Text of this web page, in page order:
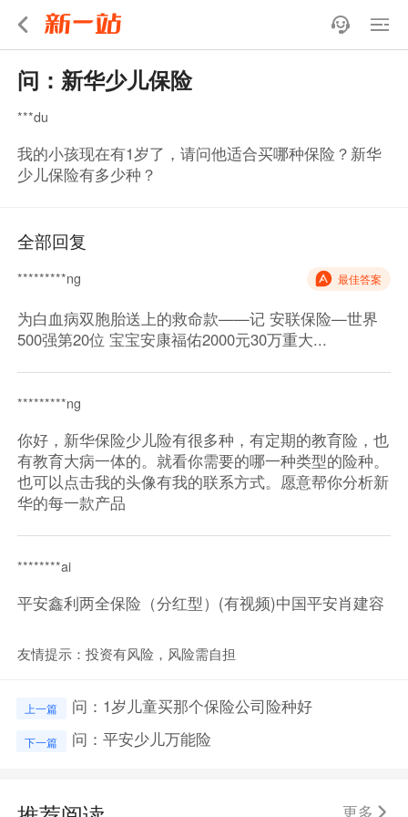
问：新华少儿保险
***du
我的小孩现在有1岁了，请问他适合买哪种保险？新华
少儿保险有多少种？
全部回复
*********ng 最佳答案
为白血病双胞胎送上的救命款——记 安联保险—世界
500强第20位 宝宝安康福佑2000元30万重大...
*********ng
你好，新华保险少儿险有很多种，有定期的教育险，也
有教育大病一体的。就看你需要的哪一种类型的险种。
也可以点击我的头像有我的联系方式。愿意帮你分析新
华的每一款产品
********ai
平安鑫利两全保险（分红型）(有视频)中国平安肖建容
友情提示：投资有风险，风险需自担
上一篇 问：1岁儿童买那个保险公司险种好
下一篇 问：平安少儿万能险
更多